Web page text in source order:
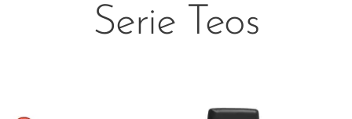
Serie Teos